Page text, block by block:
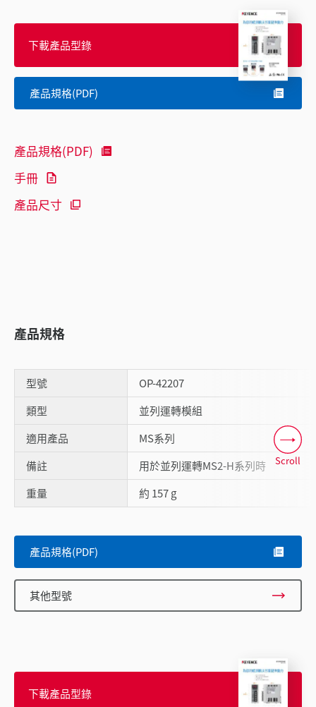
下載產品型錄
產品規格(PDF)
產品規格(PDF)
手冊
產品尺寸
產品規格
型號
OP-42207
類型
並列運轉模組
適用產品
MS系列
備註
用於並列運轉MS2-H系列時
重量
約 157 g
Scroll
產品規格(PDF)
其他型號
下載產品型錄